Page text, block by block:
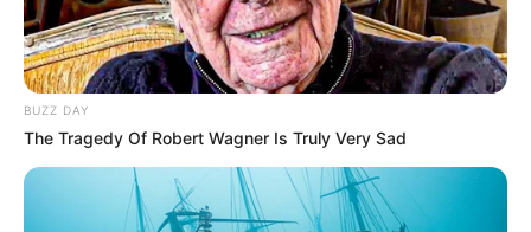
BUZZ DAY
The Tragedy Of Robert Wagner Is Truly Very Sad